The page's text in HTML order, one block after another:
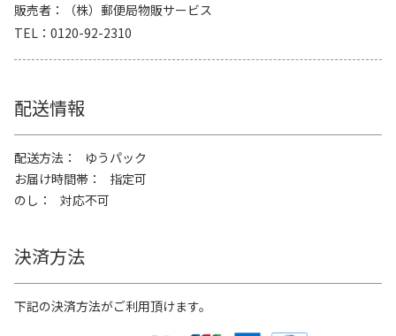
販売者
（株）郵便局物販サービス
TEL
0120-92-2310
配送情報
配送方法
ゆうパック
お届け時間帯
指定可
のし
対応不可
決済方法
下記の決済方法がご利用頂けます。